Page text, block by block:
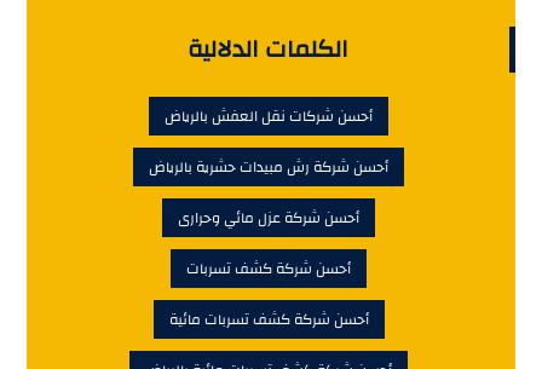
الكلمات الدلالية
أحسن شركات نقل العفش بالرياض
أحسن شركة رش مبيدات حشرية بالرياض
أحسن شركة عزل مائي وحرارى
أحسن شركة كشف تسربات
أحسن شركة كشف تسربات مائية